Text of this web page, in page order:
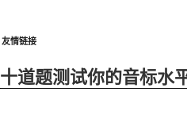
友情链接
十道题测试你的音标水